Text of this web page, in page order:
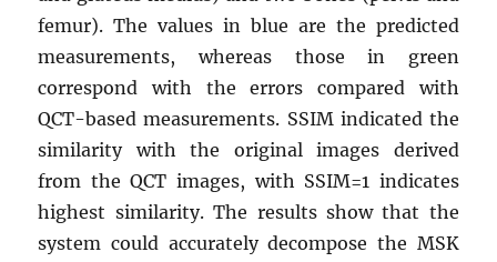
femur). The values in blue are the predicted
measurements, whereas those in green
correspond with the errors compared with
QCT-based measurements. SSIM indicated the
similarity with the original images derived
from the QCT images, with SSIM=1 indicates
highest similarity. The results show that the
system could accurately decompose the MSK